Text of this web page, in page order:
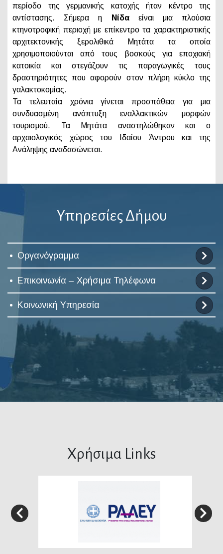
περίοδο της γερμανικής κατοχής ήταν κέντρο της
αντίστασης. Σήμερα η
Νίδαείναι μια πλούσια
κτηνοτροφική περιοχή με επίκεντρο τα χαρακτηριστικής
αρχιτεκτονικής ξερολιθικά Μητάτα τα οποία
χρησιμοποιούνται από τους βοσκούς για εποχιακή
κατοικία και στεγάζουν τις παραγωγικές τους
δραστηριότητες που αφορούν στον πλήρη κύκλο της
γαλακτοκομίας.
Τα τελευταία χρόνια γίνεται προσπάθεια για μια
συνδυασμένη ανάπτυξη εναλλακτικών μορφών
τουρισμού. Τα Μητάτα αναστηλώθηκαν και ο
αρχαιολογικός χώρος του Ιδαίου Άντρου και της
Ανάληψης αναδασώνεται.
Υπηρεσίες Δήμου
Οργανόγραμμα
Επικοινωνία – Χρήσιμα Τηλέφωνα
Κοινωνική Υπηρεσία
Χρήσιμα Links